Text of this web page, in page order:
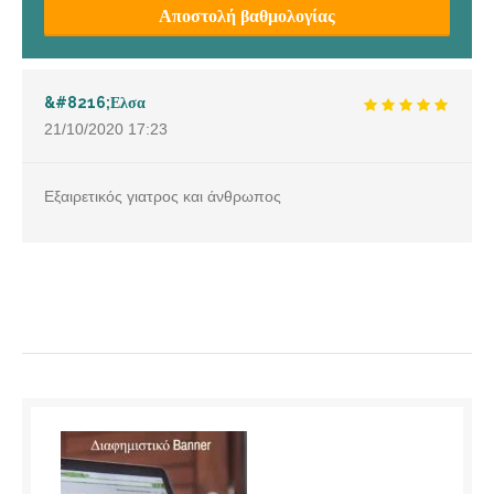
Αποστολή βαθμολογίας
&#8216;Ελσα
21/10/2020 17:23
Εξαιρετικός γιατρος και άνθρωπος